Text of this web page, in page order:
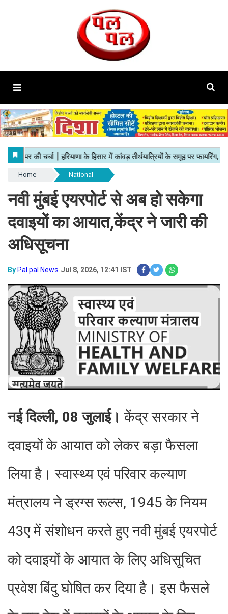
Home National
नवी मुंबई एयरपोर्ट से अब हो सकेगा
दवाइयों का आयात,केंद्र ने जारी की
अधिसूचना
By Pal pal News Jul 8, 2026, 12:41 IST
नई दिल्ली, 08 जुलाई।केंद्र सरकार ने
दवाइयों के आयात को लेकर बड़ा फैसला
लिया है। स्वास्थ्य एवं परिवार कल्याण
मंत्रालय ने ड्रग्स रूल्स, 1945 के नियम
43ए में संशोधन करते हुए नवी मुंबई एयरपोर्ट
को दवाइयों के आयात के लिए अधिसूचित
प्रवेश बिंदु घोषित कर दिया है। इस फैसले